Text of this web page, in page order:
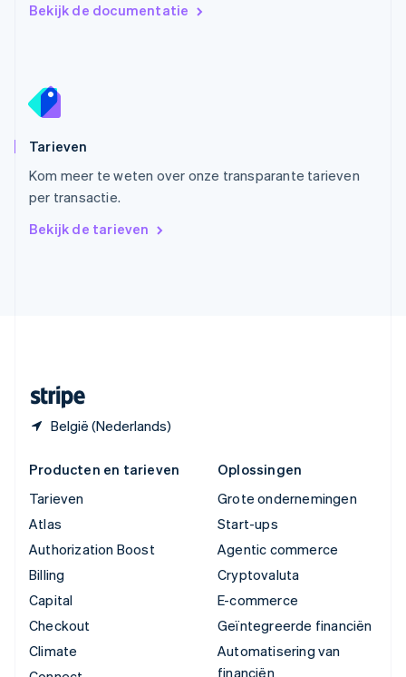
Bekijk de documentatie
Tarieven
Kom meer te weten over onze transparante tarieven
per transactie.
Bekijk de tarieven
België (Nederlands)
English Italiano
Español
Thailand
Tsjechië
Vasteland van China
简体中文English
English
Producten en tarieven
Tarieven
Atlas
Authorization Boost
Billing
Capital
Checkout
Climate
Oplossingen
Grote ondernemingen
Start-ups
Agentic commerce
Cryptovaluta
E-commerce
Geïntegreerde financiën
Automatisering van
financiën